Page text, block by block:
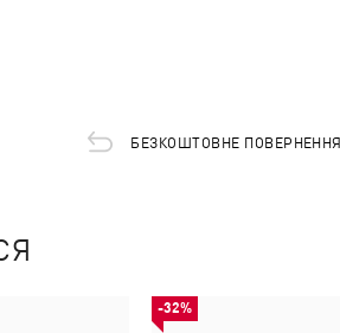
БЕЗКОШТОВНЕ ПОВЕРНЕННЯ
-32%